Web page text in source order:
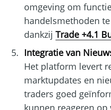
omgeving om
handelsmethoden
dankzij Trade +4.1
Integratie van
Het platform levert
marktupdates en
traders goed